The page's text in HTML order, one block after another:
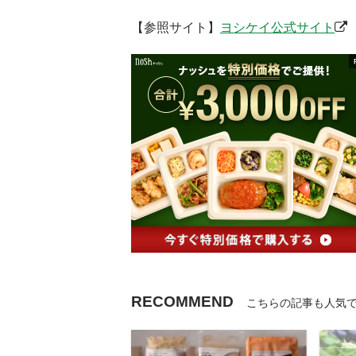
【参照サイト】 ヨシケイ公式サイト
RECOMMEND こちらの記事も人気